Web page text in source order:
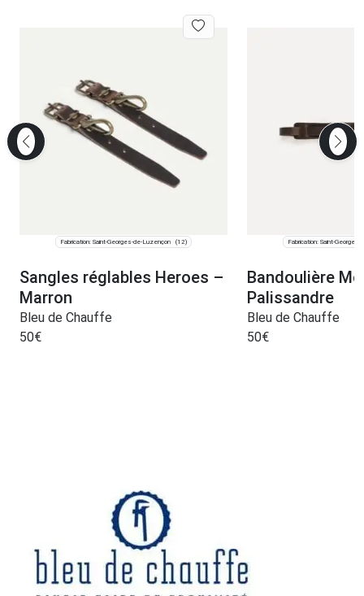
Fabrication: Saint-Georges-de-Luzençon (12)
Sangles réglables Heroes –
Marron
Bleu de Chauffe
50€
Fabrication: Saint-
Bandoulière
Palissandre
Bleu de Chauffe
50€